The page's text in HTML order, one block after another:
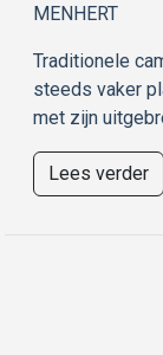
MENHERT
Traditionele
steeds vaker
met zijn
Lees verder